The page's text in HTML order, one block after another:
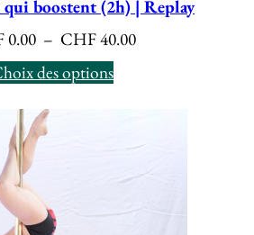
qui boostent (2h) | Replay
0.00 – CHF40.00Plage
CHF 40.00
des options